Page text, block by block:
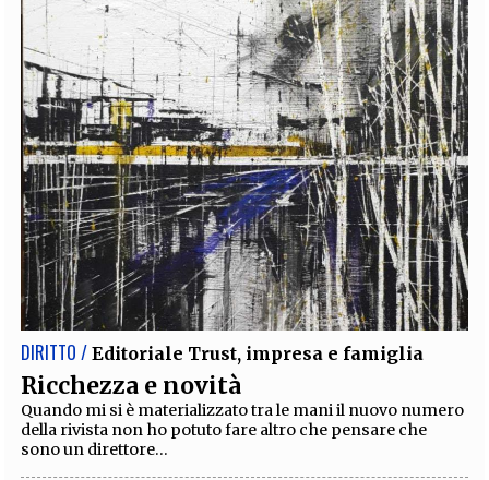
DIRITTO / Editoriale Trust, impresa e famiglia
Ricchezza e novità
Quando mi si è materializzato tra le mani il nuovo numero
della rivista non ho potuto fare altro che pensare che
sono un direttore...